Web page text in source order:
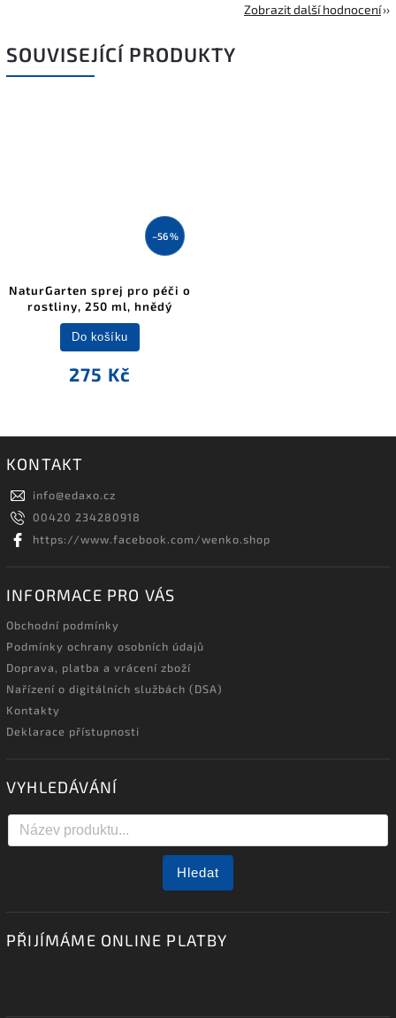
Zobrazit další hodnocení
SOUVISEJÍCÍ PRODUKTY
–56 %
NaturGarten sprej pro péči o
rostliny, 250 ml, hnědý
275 Kč
Do košíku
KONTAKT
info@edaxo.cz
00420 234280918
https://www.facebook.com/wenko.shop
INFORMACE PRO VÁS
Obchodní podmínky
Podmínky ochrany osobních údajů
Doprava, platba a vrácení zboží
Nařízení o digitálních službách (DSA)
Kontakty
Deklarace přístupnosti
VYHLEDÁVÁNÍ
Hledat
PŘIJÍMÁME ONLINE PLATBY